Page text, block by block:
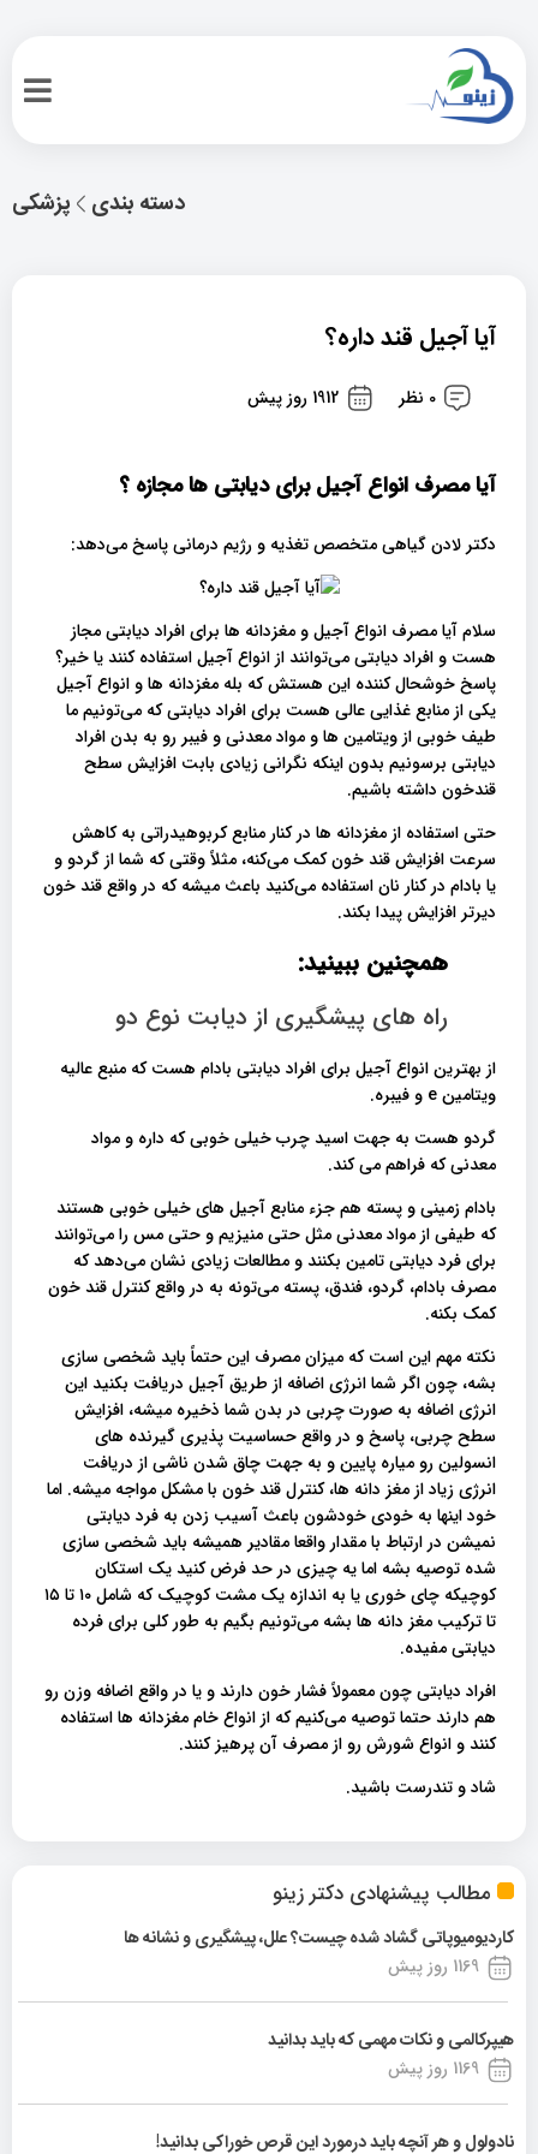
پزشکی دسته بندی
مطالب پیشنهادی دکتر زینو
کاردیومیوپاتی گشاد شده چیست؟ علل، پیشگیری و نشانه ها
1169 روز پیش
هیپرکالمی و نکات مهمی که باید بدانید
1169 روز پیش
نادولول و هر آنچه باید درمورد این قرص خوراکی بدانید!
آیا آجیل قند داره؟
0 نظر 1912 روز پیش
آیا مصرف انواع آجیل برای دیابتی ها مجازه ؟
دکتر لادن گیاهی متخصص تغذیه و رژیم درمانی پاسخ می‌دهد:
سلام آیا مصرف انواع آجیل و مغزدانه ها برای افراد دیابتی مجاز
هست و افراد دیابتی می‌توانند از انواع آجیل استفاده کنند یا خیر؟
پاسخ خوشحال کننده این هستش که بله مغزدانه ها و انواع آجیل
یکی از منابع غذایی عالی هست برای افراد دیابتی که می‌تونیم ما
طیف خوبی از ویتامین ها و مواد معدنی و فیبر رو به بدن افراد
دیابتی برسونیم بدون اینکه نگرانی زیادی بابت افزایش سطح
قندخون داشته باشیم.
حتی استفاده از مغزدانه ها در کنار منابع کربوهیدراتی به کاهش
سرعت افزایش قند خون کمک می‌کنه، مثلاً وقتی که شما از گردو و
یا بادام در کنار نان استفاده می‌کنید باعث میشه که در واقع قند خون
دیرتر افزایش پیدا بکند.
همچنین ببینید:
راه های پیشگیری از دیابت نوع دو
از بهترین انواع آجیل برای افراد دیابتی بادام هست که منبع عالیه
ویتامین e و فیبره.
گردو هست به جهت اسید چرب خیلی خوبی که داره و مواد
معدنی که فراهم می کند.
بادام زمینی و پسته هم جزء منابع آجیل های خیلی خوبی هستند
که طیفی از مواد معدنی مثل حتی منیزیم و حتی مس را می‌توانند
برای فرد دیابتی تامین بکنند و مطالعات زیادی نشان می‌دهد که
مصرف بادام، گردو، فندق، پسته می‌تونه به در واقع کنترل قند خون
کمک بکنه.
نکته مهم این است که میزان مصرف این حتماً باید شخصی سازی
بشه، چون اگر شما انرژی اضافه از طریق آجیل دریافت بکنید این
انرژی اضافه به صورت چربی در بدن شما ذخیره میشه، افزایش
سطح چربی، پاسخ و در واقع حساسیت پذیری گیرنده‌ های
انسولین رو میاره پایین و به جهت چاق شدن ناشی از دریافت
انرژی زیاد از مغز دانه ها، کنترل قند خون با مشکل مواجه میشه. اما
خود اینها به خودی خودشون باعث آسیب زدن به فرد دیابتی
نمیشن در ارتباط با مقدار واقعا مقادیر همیشه باید شخصی سازی
شده توصیه بشه اما یه چیزی در حد فرض کنید یک استکان
کوچیکه چای خوری یا به اندازه یک مشت کوچیک که شامل ۱۰ تا ۱۵
تا ترکیب مغز دانه‌ ها بشه می‌تونیم بگیم به طور کلی برای فرده
دیابتی مفیده.
افراد دیابتی چون معمولاً فشار خون دارند و یا در واقع اضافه وزن رو
هم دارند حتما توصیه می‌کنیم که از انواع خام مغزدانه ها استفاده
کنند و انواع شورش رو از مصرف آن پرهیز کنند.
شاد و تندرست باشید.